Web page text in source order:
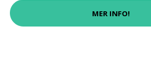
MER INFO!